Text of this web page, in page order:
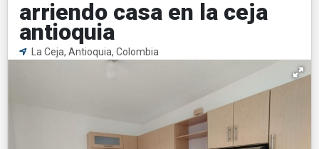
arriendo casa en la ceja
antioquia
La Ceja, Antioquia, Colombia